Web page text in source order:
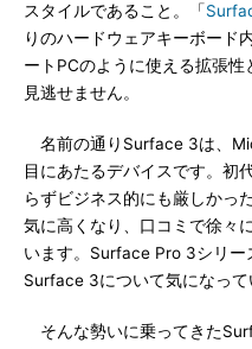
スタイルであること。「
りのハードウェアキーボード
ートPCのように使える拡張
見逃せません。
名前の通りSurface 3は、
目にあたるデバイスです。初
らずビジネス的にも厳しかっ
気に高くなり、口コミで徐々
います。Surface Pro 3シリー
Surface 3について気になって
そんな勢いに乗ってきた